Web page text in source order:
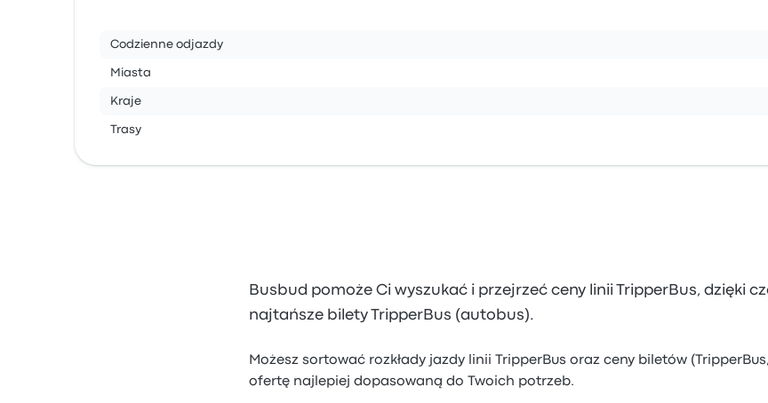
Codzienne odjazdy
Miasta
Kraje
Trasy
Busbud pomoże Ci wyszukać i przejrzeć ceny linii TripperBus, dzięki
najtańsze bilety TripperBus (autobus).
Możesz sortować rozkłady jazdy linii TripperBus oraz ceny biletów
ofertę najlepiej dopasowaną do Twoich potrzeb.